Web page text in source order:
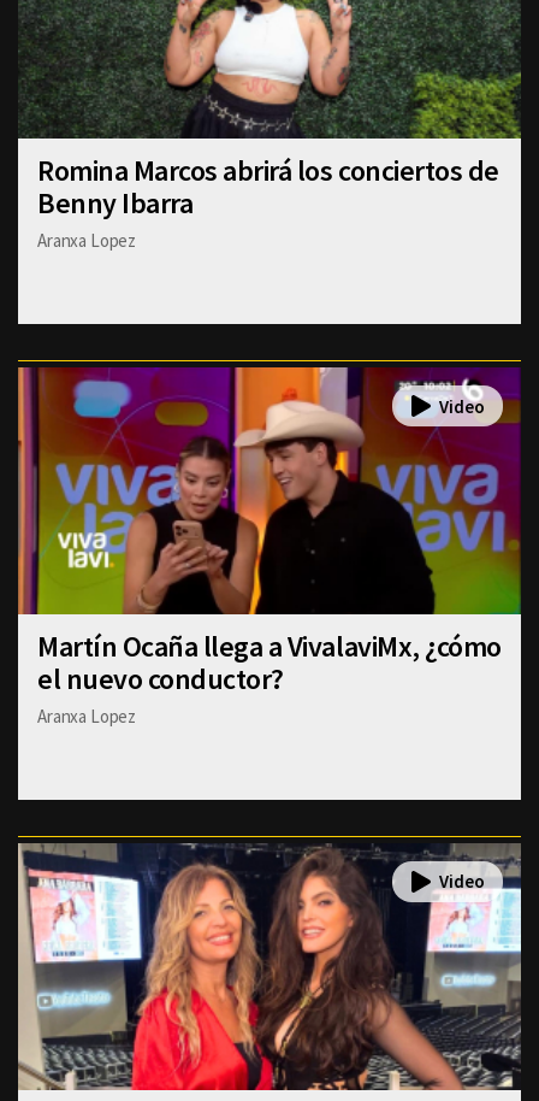
Romina Marcos abrirá los conciertos de
Benny Ibarra
Aranxa Lopez
Martín Ocaña llega a VivalaviMx, ¿cómo
el nuevo conductor?
Aranxa Lopez